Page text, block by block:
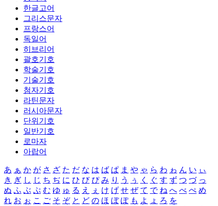
한글고어
그리스문자
프랑스어
독일어
히브리어
괄호기호
학술기호
기술기호
첨자기호
라틴문자
러시아문자
단위기호
일반기호
로마자
아랍어
あ ぁ か が さ ざ た だ な は ば ぱ ま や ゃ ら わ ゎ ん い ぃ
き ぎ し じ ち ぢ に ひ び ぴ み り う ぅ く ぐ す ず つ づ っ
ぬ ふ ぶ ぷ む ゆ ゅ る え ぇ け げ せ ぜ て で ね へ べ ぺ め
れ お ぉ こ ご そ ぞ と ど の ほ ぼ ぽ も よ ょ ろ を